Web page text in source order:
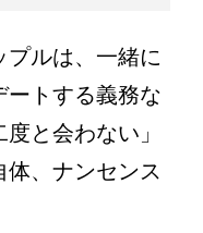
ルは、一緒に
トする義務な
と会わない」
体、ナンセンス